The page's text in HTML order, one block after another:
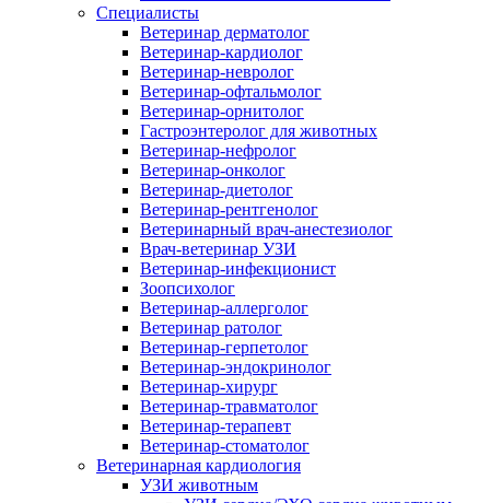
Специалисты
Ветеринар дерматолог
Ветеринар-кардиолог
Ветеринар-невролог
Ветеринар-офтальмолог
Ветеринар-орнитолог
Гастроэнтеролог для животных
Ветеринар-нефролог
Ветеринар-онколог
Ветеринар-диетолог
Ветеринар-рентгенолог
Ветеринарный врач-анестезиолог
Врач-ветеринар УЗИ
Ветеринар-инфекционист
Зоопсихолог
Ветеринар-аллерголог
Ветеринар ратолог
Ветеринар-герпетолог
Ветеринар-эндокринолог
Ветеринар-хирург
Ветеринар-травматолог
Ветеринар-терапевт
Ветеринар-стоматолог
Ветеринарная кардиология
УЗИ животным